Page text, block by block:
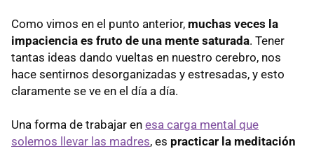
Como vimos en el punto anterior, muchas veces la
impaciencia es fruto de una mente saturada. Tener
tantas ideas dando vueltas en nuestro cerebro, nos
hace sentirnos desorganizadas y estresadas, y esto
claramente se ve en el día a día.
Una forma de trabajar en esa carga mental que
solemos llevar las madres, es practicar la meditación